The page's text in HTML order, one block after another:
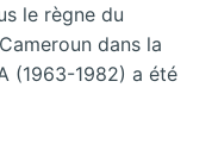
le règne du
dans la
(1963-1982) a été